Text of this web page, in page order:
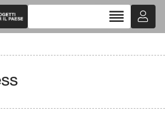
reorder